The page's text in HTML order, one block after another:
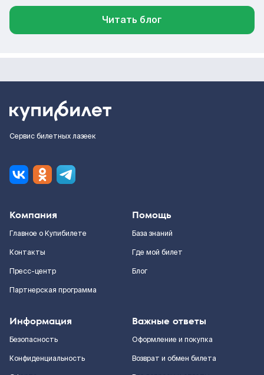
Читать блог
Сервис билетных лазеек
Компания
Главное о Купибилете
Контакты
Пресс-центр
Партнерская программа
Помощь
База знаний
Где мой билет
Блог
Информация
Безопасность
Конфиденциальность
Важные ответы
Оформление и покупка
Возврат и обмен билета